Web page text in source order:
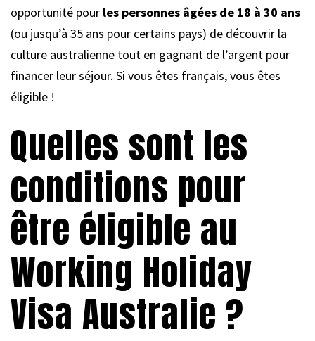
opportunité pour les personnes âgées de 18 à 30 ans
(ou jusqu’à 35 ans pour certains pays) de découvrir la
culture australienne tout en gagnant de l’argent pour
financer leur séjour. Si vous êtes français, vous êtes
éligible !
Quelles sont les
conditions pour
être éligible au
Working Holiday
Visa Australie ?